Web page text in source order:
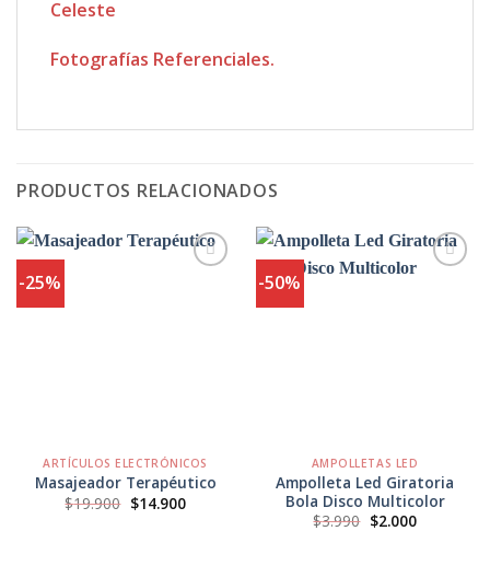
Celeste
Fotografías Referenciales.
PRODUCTOS RELACIONADOS
-25%
ARTÍCULOS ELECTRÓNICOS
Masajeador Terapéutico
$19.900 El
precio
$14.900El
precio
-50%
AMPOLLETAS LED
Ampolleta Led Giratoria
Bola Disco Multicolor
$3.990 El
precio
$2.000El
precio